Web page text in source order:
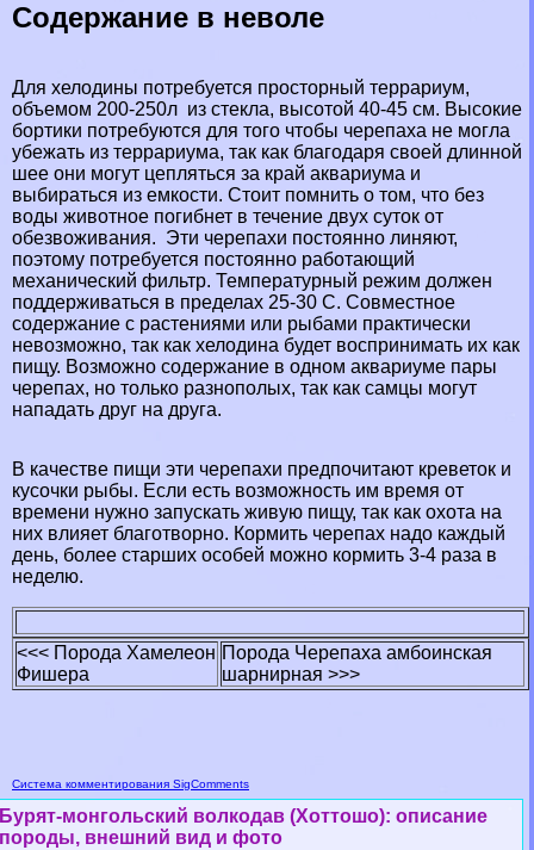
Содержание в неволе
Для хелодины потребуется просторный террариум,
объемом 200-250л из стекла, высотой 40-45 см. Высокие
бортики потребуются для того чтобы черепаха не могла
убежать из террариума, так как благодаря своей длинной
шее они могут цепляться за край аквариума и
выбираться из емкости. Стоит помнить о том, что без
воды животное погибнет в течение двух суток от
обезвоживания. Эти черепахи постоянно линяют,
поэтому потребуется постоянно работающий
механический фильтр. Температурный режим должен
поддерживаться в пределах 25-30 С. Совместное
содержание с растениями или рыбами пpaктически
невозможно, так как хелодина будет воспринимать их как
пищу. Возможно содержание в одном аквариуме пары
черепах, но только разнополых, так как самцы могут
нападать друг на друга.
В качестве пищи эти черепахи предпочитают креветок и
кусочки рыбы. Если есть возможность им время от
времени нужно запускать живую пищу, так как охота на
них влияет благотворно. Кормить черепах надо каждый
день, более старших особей можно кормить 3-4 раза в
неделю.
<<< Порода Хамелеон
Фишера
Порода Черепаха амбоинская
шарнирная >>>
Система комментирования SigComments
Бурят-монгольский волкодав (Хоттошо): описание
породы, внешний вид и фото